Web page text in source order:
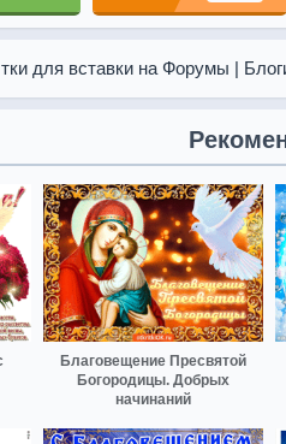
для вставки на Форумы |
Благовещение Пресвятой
Богородицы. Добрых
начинаний